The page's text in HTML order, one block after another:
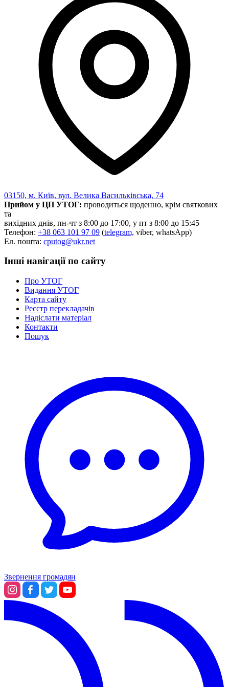
Статут УТОГ
Нормативна база УТОГ
Конвенція ООН
Законодавство
Декларації
Документи ВФГ
Міжнародні документи
03150, м. Київ, вул. Велика Васильківська, 74
Прийом у ЦП УТОГ: проводиться щоденно, крім святкових
та
вихідних днів, пн-чт з 8:00 до 17:00, у пт з 8:00 до 15:45
Телефон: +38 063 101 97 09 (telegram, viber, whatsApp)
Ел. пошта: cputog@ukr.net
Інші навігації по сайту
Про УТОГ
Видання УТОГ
Карта сайту
Реєстр перекладачів
Надіслати матеріал
Контакти
Пошук
Звернення громадян